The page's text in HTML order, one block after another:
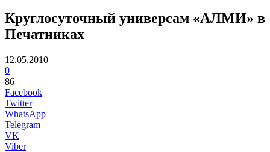
Круглосуточный универсам «АЛМИ» в
Печатниках
12.05.2010
0
86
Facebook
Twitter
WhatsApp
Telegram
VK
Viber